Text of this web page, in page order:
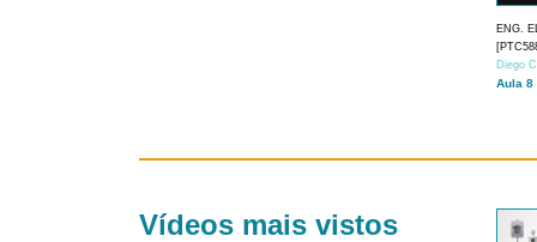
ENG.
Diego
Aula 8
Vídeos mais vistos